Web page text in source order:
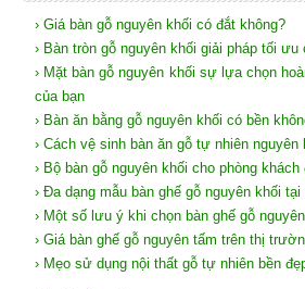
› Giá bàn gỗ nguyên khối có đắt không?
› Bàn tròn gỗ nguyên khối giải pháp tối ưu
› Mặt bàn gỗ nguyên khối sự lựa chọn
của bạn
› Bàn ăn bằng gỗ nguyên khối có bền
› Cách vệ sinh bàn ăn gỗ tự nhiên nguyên
› Bộ bàn gỗ nguyên khối cho phòng khách
› Đa dạng mẫu bàn ghế gỗ nguyên khối
› Một số lưu ý khi chọn bàn ghế gỗ
› Giá bàn ghế gỗ nguyên tấm trên thị
› Mẹo sử dụng nội thất gỗ tự nhiên bền